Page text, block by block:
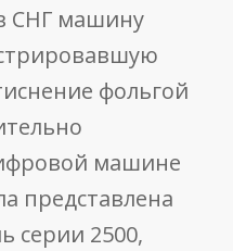
СНГ машину
фольгой
машине
представлена
серии 2500,